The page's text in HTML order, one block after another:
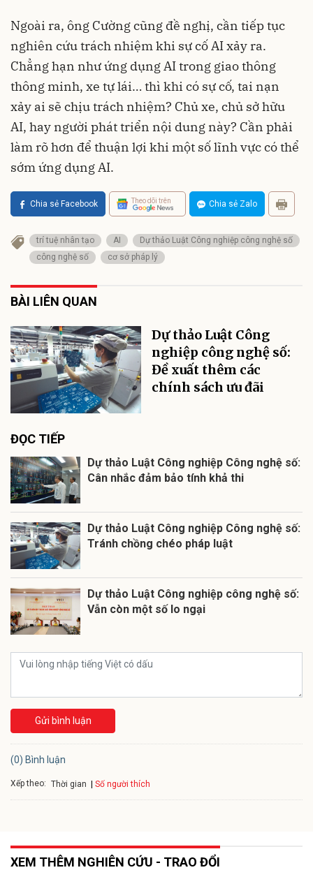
Ngoài ra, ông Cường cũng đề nghị, cần tiếp tục
nghiên cứu trách nhiệm khi sự cố AI xảy ra.
Chẳng hạn như ứng dụng AI trong giao thông
thông minh, xe tự lái… thì khi có sự cố, tai nạn
xảy ai sẽ chịu trách nhiệm? Chủ xe, chủ sở hữu
AI, hay người phát triển nội dung này? Cần phải
làm rõ hơn để thuận lợi khi một số lĩnh vực có thể
sớm ứng dụng AI.
Chia sẻ Facebook Theo dõi trên Chia sẻ Zalo
trí tuệ nhân tạo AI
Dự thảo Luật Công nghiệp công nghệ số
công nghệ số
cơ sở pháp lý
BÀI LIÊN QUAN
Dự thảo Luật Công
nghiệp công nghệ số:
Đề xuất thêm các
chính sách ưu đãi
ĐỌC TIẾP
Dự thảo Luật Công nghiệp Công nghệ số:
Cân nhắc đảm bảo tính khả thi
Dự thảo Luật Công nghiệp Công nghệ số:
Tránh chồng chéo pháp luật
Dự thảo Luật Công nghiệp công nghệ số:
Vẫn còn một số lo ngại
Gửi bình luận
(0) Bình luận
Xếp theo: Thời gian Số người thích
XEM THÊM NGHIÊN CỨU - TRAO ĐỔI